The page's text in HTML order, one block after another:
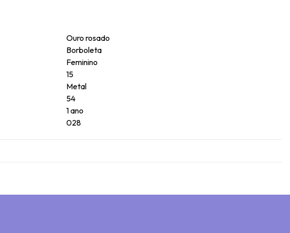
Ouro rosado
Borboleta
Feminino
15
Metal
54
1 ano
028